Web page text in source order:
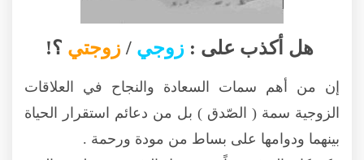
هل أكذب على : زوجي / زوجتي ؟!
إن من أهم سمات السعادة والنجاح في العلاقات
الزوجية سمة ( الصّدق ) بل من دعائم استقرار الحياة
بينهما ودوامها على بساط من مودة ورحمة .